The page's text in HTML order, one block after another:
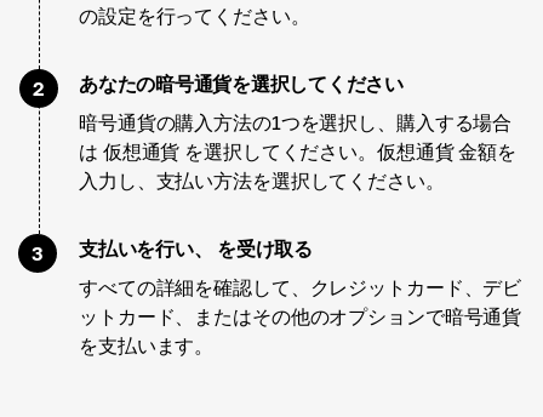
の設定を行ってください。
2
あなたの暗号通貨を選択してください
暗号通貨の購入方法の1つを選択し、購入する場合
は 仮想通貨 を選択してください。仮想通貨 金額を
入力し、支払い方法を選択してください。
3
支払いを行い、 を受け取る
すべての詳細を確認して、クレジットカード、デビ
ットカード、またはその他のオプションで暗号通貨
を支払います。